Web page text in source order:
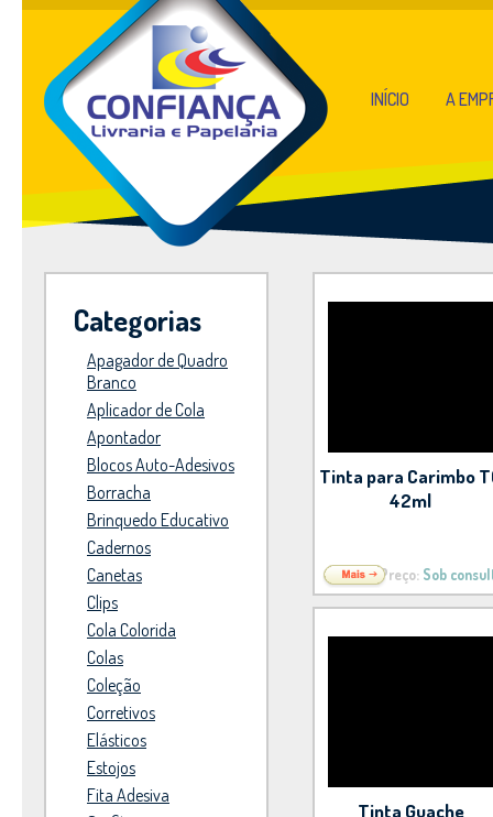
INÍCIO A
Categorias
Apagador de Quadro
Branco
Aplicador de Cola
Apontador
Blocos Auto-Adesivos
Borracha
Brinquedo Educativo
Cadernos
Canetas
Clips
Cola Colorida
Colas
Coleção
Corretivos
Elásticos
Estojos
Fita Adesiva
Tinta para Carimbo
42ml
Preço: Sob
Tinta Guache